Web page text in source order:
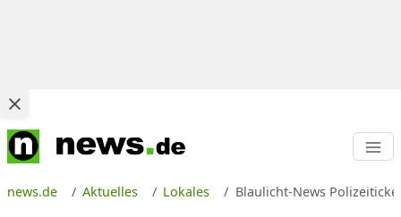
news.de Aktuelles Lokales Blaulicht-News